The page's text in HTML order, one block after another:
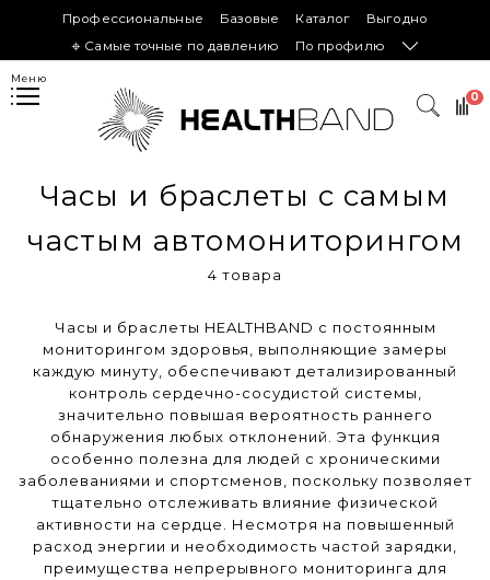
Профессиональные Базовые Каталог
Выгодно
𖦏 Самые точные по давлению
По профилю
Меню
0
Часы и браслеты с самым
частым автомониторингом
4 товара
Часы и браслеты HEALTHBAND с постоянным
мониторингом здоровья, выполняющие замеры
каждую минуту, обеспечивают детализированный
контроль сердечно-сосудистой системы,
значительно повышая вероятность раннего
обнаружения любых отклонений. Эта функция
особенно полезна для людей с хроническими
заболеваниями и спортсменов, поскольку позволяет
тщательно отслеживать влияние физической
активности на сердце. Несмотря на повышенный
расход энергии и необходимость частой зарядки,
преимущества непрерывного мониторинга для